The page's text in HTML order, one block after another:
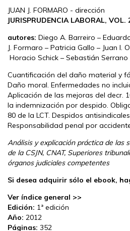
JUAN J. FORMARO - dirección
JURISPRUDENCIA LABORAL, VOL.
autores: Diego A. Barreiro –
J. Formaro – Patricia Gallo – Juan I.
Horacio Schick – Sebastián
Cuantificación del daño material y
Daño moral. Enfermedades no
Aplicación de las mejoras del decr.
la indemnización por despido.
80 de la LCT. Despidos
Responsabilidad penal por
Análisis y explicación práctica de las
de la CSJN, CNAT, Superiores
órganos judiciales competentes
Si desea adquirir sólo el ebook,
Ver índice general >>
Edición: 1ª edición
Año: 2012
Páginas: 352